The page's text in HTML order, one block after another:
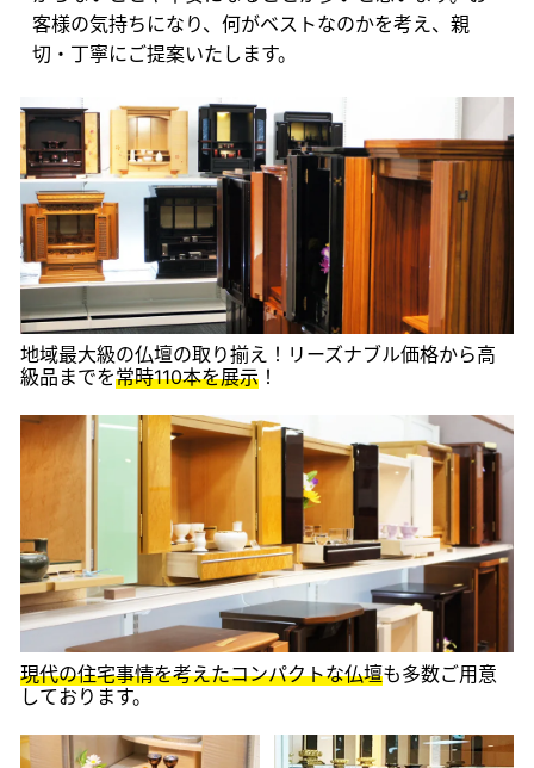
客様の気持ちになり、何がベストなのかを考え、親
切・丁寧にご提案いたします。
地域最大級の仏壇の取り揃え！リーズナブル価格から高
級品までを常時110本を展示！
現代の住宅事情を考えたコンパクトな仏壇も多数ご用意
しております。